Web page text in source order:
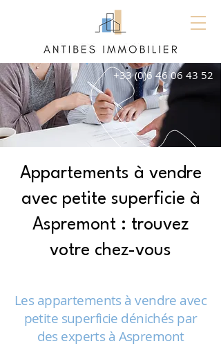
+33 (0)6 46 06 43 52
Appartements à vendre
avec petite superficie à
Aspremont : trouvez
votre chez-vous
Les appartements à vendre avec
petite superficie dénichés par
des experts à Aspremont